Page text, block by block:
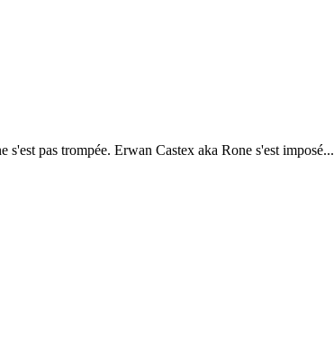
pas trompée. Erwan Castex aka Rone s'est imposé...